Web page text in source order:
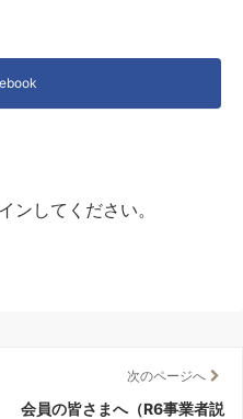
ン してください。
次のページへ
会員の皆さまへ（R6事業者説